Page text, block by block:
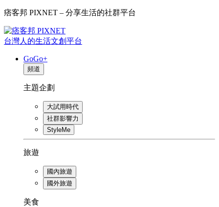
痞客邦 PIXNET – 分享生活的社群平台
台灣人的生活文創平台
GoGo+
頻道
主題企劃
大試用時代
社群影響力
StyleMe
旅遊
國內旅遊
國外旅遊
美食